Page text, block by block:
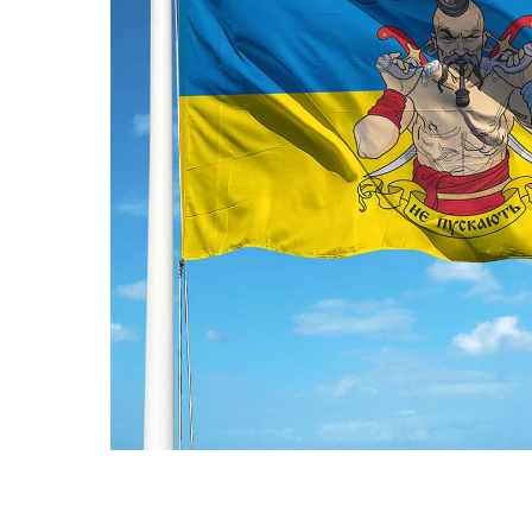
ПРАПОРИ КРАЇН СВІТУ
ПРАПОРИ МІСТ ТА СІЛ
УКРАЇНИ
ІСТОРИЧНІ ПРАПОРИ
ПІРАТСЬКІ ПРАПОРИ
АКСЕСУАРИ ТА
СУВЕНІРИ